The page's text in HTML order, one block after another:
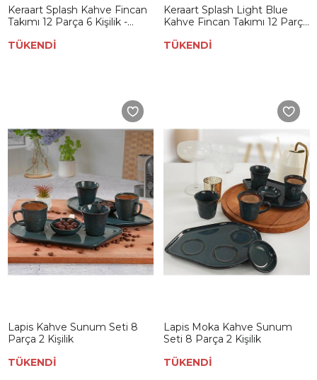
Keraart Splash Kahve Fincan
Takımı 12 Parça 6 Kişilik -
TÜKENDİ
Keraart Splash Light Blue
Kahve Fincan Takımı 12 Parça
TÜKENDİ
Lapis Kahve Sunum Seti 8
Parça 2 Kişilik
TÜKENDİ
Lapis Moka Kahve Sunum
Seti 8 Parça 2 Kişilik
TÜKENDİ